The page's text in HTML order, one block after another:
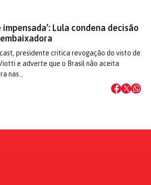
impensada’: Lula condena decisão
presidente critica revogação do visto de
e adverte que o Brasil não aceita
nas…